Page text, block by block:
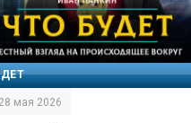
мая 2026